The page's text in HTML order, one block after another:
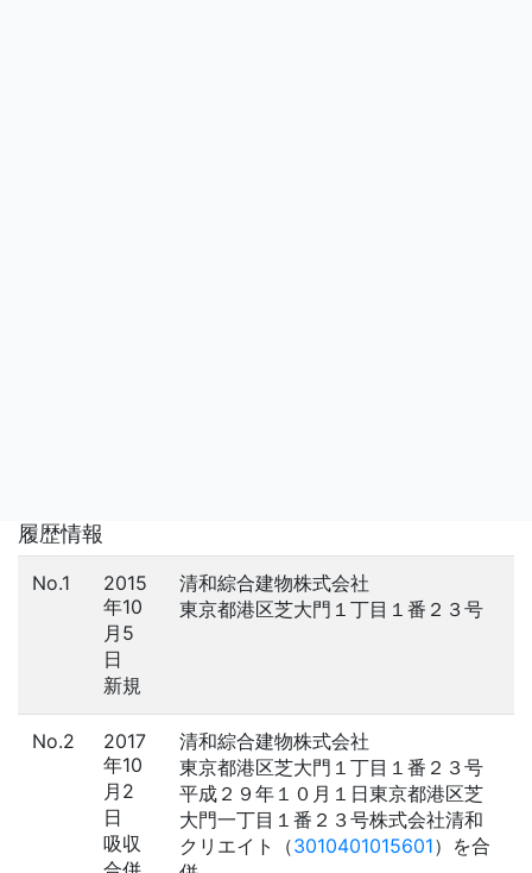
履歴情報
No.1
2015
年10
月5
日
新規
清和綜合建物株式会社
東京都港区芝大門１丁目１番２３号
No.2
2017
年10
月2
日
吸収
清和綜合建物株式会社
東京都港区芝大門１丁目１番２３号
平成２９年１０月１日東京都港区芝
大門一丁目１番２３号株式会社清和
クリエイト（3010401015601）を合